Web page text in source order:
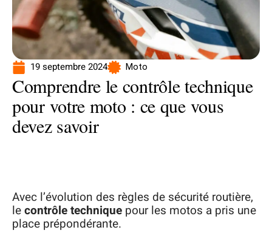
19 septembre 2024 Moto
Comprendre le contrôle technique
pour votre moto : ce que vous
devez savoir
Avec l’évolution des règles de sécurité routière,
lecontrôle technique pour les motos a pris une
place prépondérante.